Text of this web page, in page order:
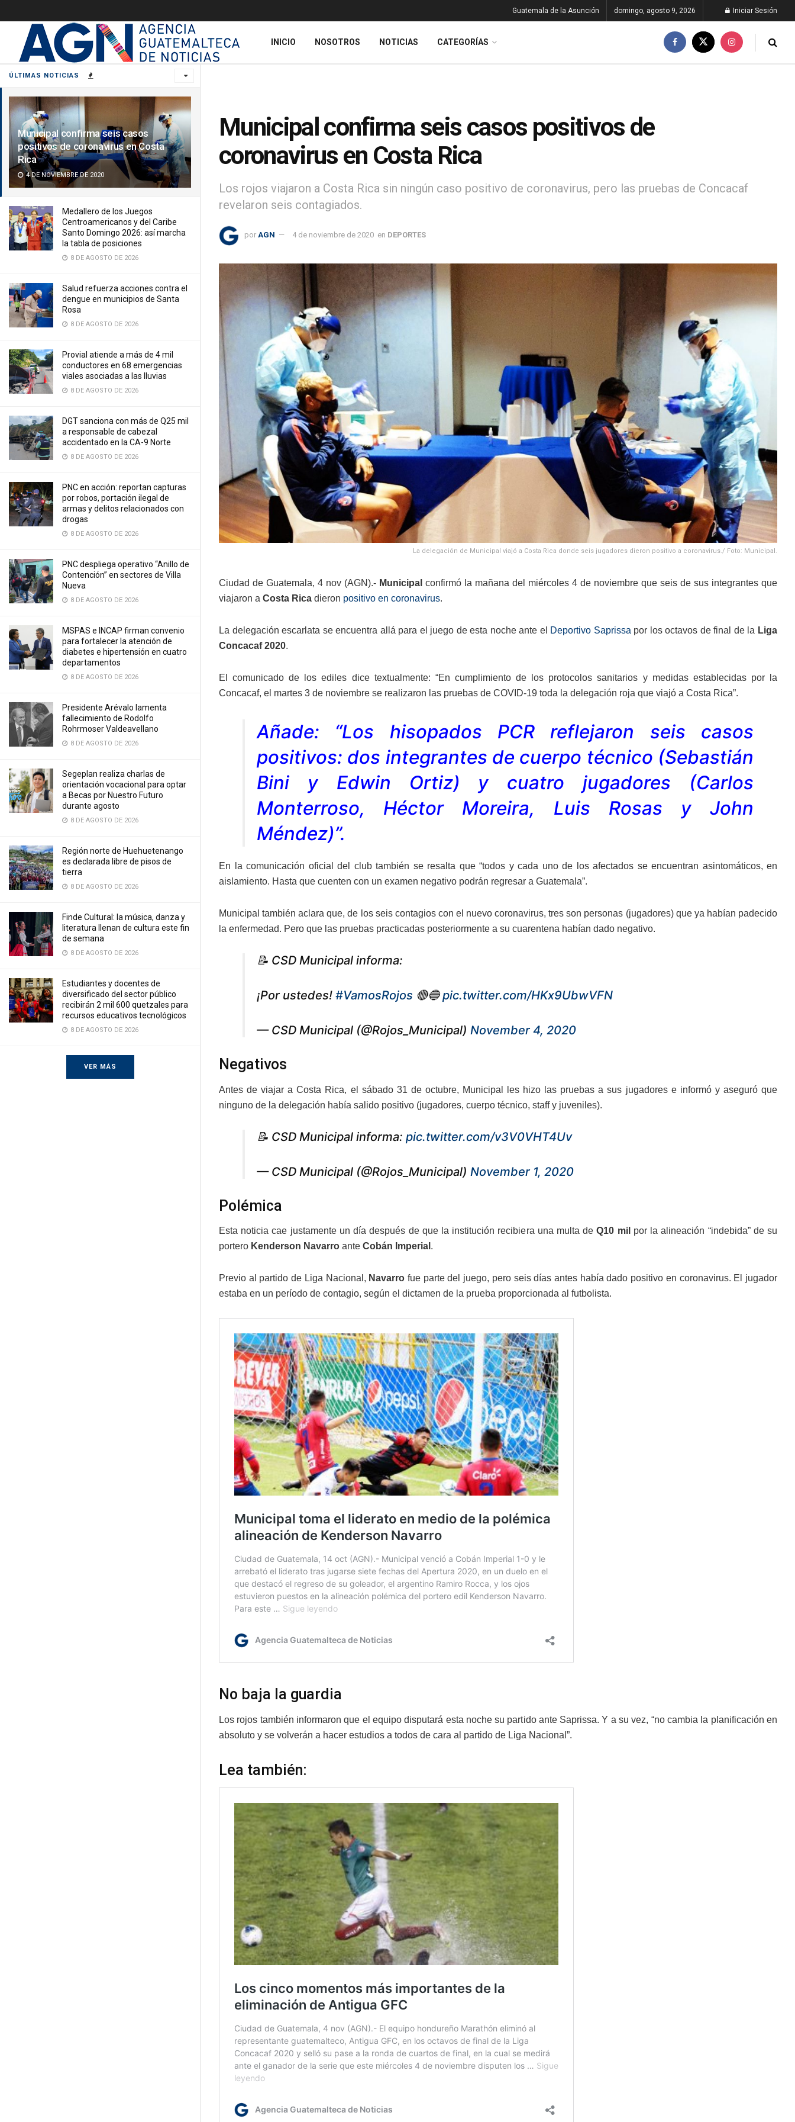
ÚLTIMAS NOTICIAS
Municipal confirma seis casos
positivos de coronavirus en Costa
Rica
4 DE NOVIEMBRE DE 2020
Medallero de los Juegos
Centroamericanos y del Caribe
Santo Domingo 2026: así marcha
la tabla de posiciones
8 DE AGOSTO DE 2026
Salud refuerza acciones contra el
dengue en municipios de Santa
Rosa
8 DE AGOSTO DE 2026
Provial atiende a más de 4 mil
conductores en 68 emergencias
viales asociadas a las lluvias
8 DE AGOSTO DE 2026
DGT sanciona con más de Q25 mil
a responsable de cabezal
accidentado en la CA-9 Norte
8 DE AGOSTO DE 2026
PNC en acción: reportan capturas
por robos, portación ilegal de
armas y delitos relacionados con
drogas
8 DE AGOSTO DE 2026
PNC despliega operativo “Anillo de
Contención” en sectores de Villa
Nueva
8 DE AGOSTO DE 2026
MSPAS e INCAP firman convenio
para fortalecer la atención de
diabetes e hipertensión en cuatro
departamentos
8 DE AGOSTO DE 2026
Presidente Arévalo lamenta
fallecimiento de Rodolfo
Rohrmoser Valdeavellano
8 DE AGOSTO DE 2026
Segeplan realiza charlas de
orientación vocacional para optar
a Becas por Nuestro Futuro
durante agosto
8 DE AGOSTO DE 2026
Región norte de Huehuetenango
es declarada libre de pisos de
tierra
8 DE AGOSTO DE 2026
Finde Cultural: la música, danza y
literatura llenan de cultura este fin
de semana
8 DE AGOSTO DE 2026
Estudiantes y docentes de
diversificado del sector público
recibirán 2 mil 600 quetzales para
recursos educativos tecnológicos
8 DE AGOSTO DE 2026
VER MÁS
Guatemala de la Asunción domingo, agosto 9, 2026 Iniciar Sesión
INICIO NOSOTROS NOTICIAS CATEGORÍAS
Municipal confirma seis casos positivos de
coronavirus en Costa Rica
Los rojos viajaron a Costa Rica sin ningún caso positivo de coronavirus, pero las pruebas de Concacaf
revelaron seis contagiados.
por AGN 4 de noviembre de 2020 en DEPORTES
La delegación de Municipal viajó a Costa Rica donde seis jugadores dieron positivo a coronavirus./ Foto: Municipal.
Ciudad de Guatemala, 4 nov (AGN).- Municipal confirmó la mañana del miércoles 4 de noviembre que seis de sus integrantes que
viajaron a Costa Rica dieron positivo en coronavirus.
La delegación escarlata se encuentra allá para el juego de esta noche ante el Deportivo Saprissa por los octavos de final de la Liga
Concacaf 2020.
El comunicado de los ediles dice textualmente: “En cumplimiento de los protocolos sanitarios y medidas establecidas por la
Concacaf, el martes 3 de noviembre se realizaron las pruebas de COVID-19 toda la delegación roja que viajó a Costa Rica”.
Añade: “Los hisopados PCR reflejaron seis casos
positivos: dos integrantes de cuerpo técnico (Sebastián
Bini y Edwin Ortiz) y cuatro jugadores (Carlos
Monterroso, Héctor Moreira, Luis Rosas y John
Méndez)”.
En la comunicación oficial del club también se resalta que “todos y cada uno de los afectados se encuentran asintomáticos, en
aislamiento. Hasta que cuenten con un examen negativo podrán regresar a Guatemala”.
Municipal también aclara que, de los seis contagios con el nuevo coronavirus, tres son personas (jugadores) que ya habían padecido
la enfermedad. Pero que las pruebas practicadas posteriormente a su cuarentena habían dado negativo.
📝 CSD Municipal informa:
¡Por ustedes! #VamosRojos 🔴🔵pic.twitter.com/HKx9UbwVFN
— CSD Municipal (@Rojos_Municipal) November 4, 2020
Negativos
Antes de viajar a Costa Rica, el sábado 31 de octubre, Municipal les hizo las pruebas a sus jugadores e informó y aseguró que
ninguno de la delegación había salido positivo (jugadores, cuerpo técnico, staff y juveniles).
📝 CSD Municipal informa: pic.twitter.com/v3V0VHT4Uv
— CSD Municipal (@Rojos_Municipal) November 1, 2020
Polémica
Esta noticia cae justamente un día después de que la institución recibiera una multa deQ10 mil por la alineación “indebida” de su
portero Kenderson Navarro ante Cobán Imperial .
Previo al partido de Liga Nacional, Navarro fue parte del juego, pero seis días antes había dado positivo en coronavirus. El jugador
estaba en un período de contagio, según el dictamen de la prueba proporcionada al futbolista.
No baja la guardia
Los rojos también informaron que el equipo disputará esta noche su partido ante Saprissa. Y a su vez, “no cambia la planificación en
absoluto y se volverán a hacer estudios a todos de cara al partido de Liga Nacional”.
Lea también: